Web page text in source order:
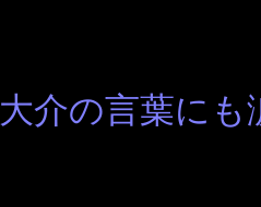
大介の言葉にも